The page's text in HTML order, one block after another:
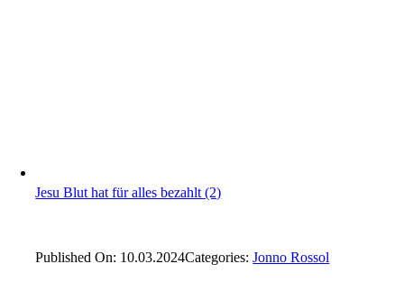
Jesu Blut hat für alles bezahlt (2)
Published On: 10.03.2024Categories:Jonno Rossol